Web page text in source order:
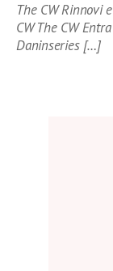
The CW Rinnovi
CW The CW
Daninseries […]